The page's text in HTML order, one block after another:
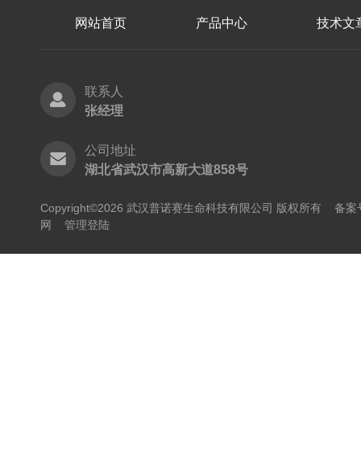
网站首页 产品中心 技术文
联系人
张经理
公司地址
湖北省武汉市高新大道858号
Copyright©2026 武汉普诺赛生命科技有限公司 版权所有 备案
网
管理登陆